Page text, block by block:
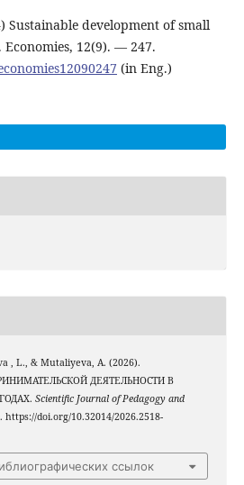
Sustainable development of small
12(9). — 247.
(in Eng.)
, L., & Mutaliyeva, A. (2026).
ДЕЯТЕЛЬНОСТИ В
Scientific Journal of Pedagogy and
https://doi.org/10.32014/2026.2518-
ссылок